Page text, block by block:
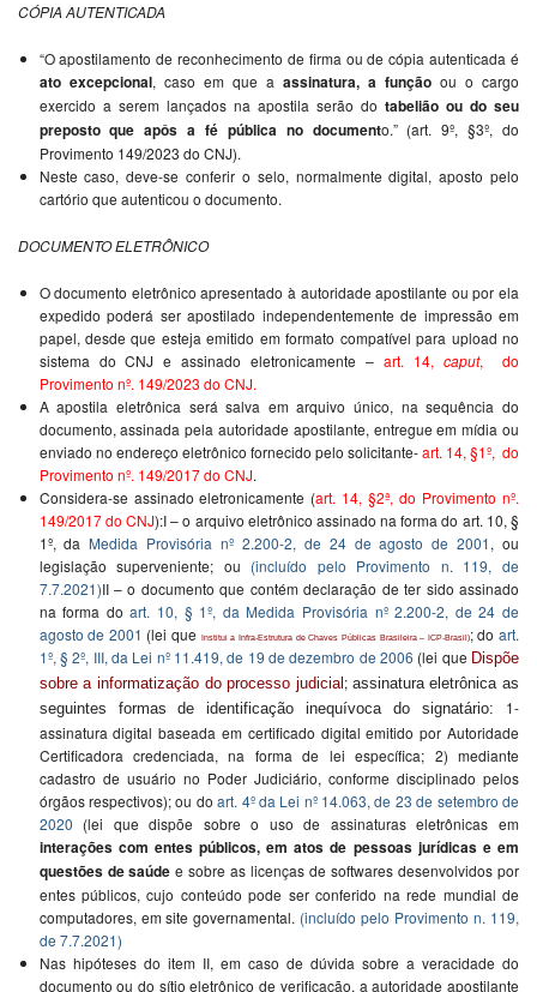
CÓPIA AUTENTICADA
“O apostilamento de reconhecimento de firma ou de cópia autenticada é
ato excepcional, caso em que aassinatura, a funçãoou o cargo
exercido a serem lançados na apostila serão do tabelião ou do seu
preposto que apôs a fé pública no documento.” (art. 9º, §3º, do
Provimento 149/2023 do CNJ).
Neste caso, deve-se conferir o selo, normalmente digital, aposto pelo
cartório que autenticou o documento.
DOCUMENTO ELETRÔNICO
O documento eletrônico apresentado à autoridade apostilante ou por ela
expedido poderá ser apostilado independentemente de impressão em
papel, desde que esteja emitido em formato compatível para upload no
sistema do CNJ e assinado eletronicamente –art. 14,caput, do
Provimento nº. 149/2023 do CNJ.
A apostila eletrônica será salva em arquivo único, na sequência do
documento, assinada pela autoridade apostilante, entregue em mídia ou
enviado no endereço eletrônico fornecido pelo solicitante-art. 14, §1º, do
Provimento nº. 149/2017 do CNJ.
Considera-se assinado eletronicamente (art. 14, §2ª, do Provimento nº.
149/2017 do CNJ):I – o arquivo eletrônico assinado na forma do art. 10, §
1º, da Medida Provisória nº 2.200-2, de 24 de agosto de 2001, ou
legislação superveniente; ou (incluído pelo Provimento n. 119, de
7.7.2021)II – o documento que contém declaração de ter sido assinado
na forma doart. 10, § 1º, da Medida Provisória nº 2.200-2, de 24 de
agosto de 2001 (lei que Institui a Infra-Estrutura de Chaves Públicas Brasileira – ICP-Brasil); doart.
1º, § 2º, III, da Lei nº 11.419, de 19 de dezembro de 2006 (lei que Dispõe
sobre a informatização do processo judicial ; assinatura eletrônica as
seguintes formas de identificação inequívoca do signatário: 1-
assinatura digital baseada em certificado digital emitido por Autoridade
Certificadora credenciada, na forma de lei específica; 2) mediante
cadastro de usuário no Poder Judiciário, conforme disciplinado pelos
órgãos respectivos); ou doart. 4º da Lei nº 14.063, de 23 de setembro de
2020 (lei que dispõe sobre o uso de assinaturas eletrônicas em
interações com entes públicos, em atos de pessoas jurídicas e em
questões de saúde e sobre as licenças de softwares desenvolvidos por
entes públicos, cujo conteúdo pode ser conferido na rede mundial de
computadores, em site governamental. (incluído pelo Provimento n. 119,
de 7.7.2021)
Nas hipóteses do item II, em caso de dúvida sobre a veracidade do
documento ou do sítio eletrônico de verificação, a autoridade apostilante